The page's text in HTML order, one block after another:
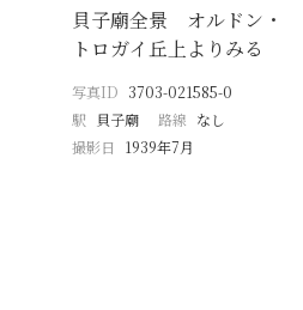
貝子廟全景 オルドン・
トロガイ丘上よりみる
写真ID 3703-021585-0
駅 貝子廟 路線 なし
撮影日
1939年7月